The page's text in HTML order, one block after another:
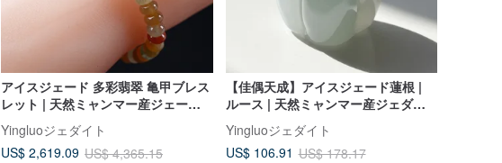
アイスジェード 多彩翡翠 亀甲ブレス
レット | 天然ミャンマー産ジェード
（翡翠 A 貨） | ギフト
Yingluoジェダイト
US$ 2,619.09 US$ 4,365.15
【佳偶天成】アイスジェード蓮根 |
ルース | 天然ミャンマー産ジェダイ
ト翡翠 A 貨 | ギフト
Yingluoジェダイト
US$ 106.91 US$ 178.17